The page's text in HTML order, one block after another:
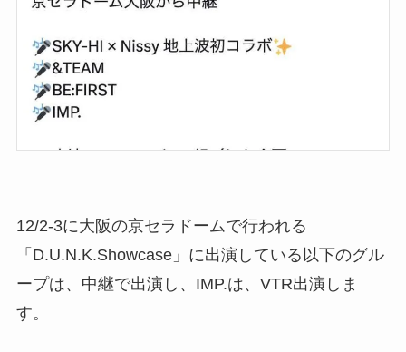
12/2-3に大阪の京セラドームで行われる
「D.U.N.K.Showcase」に出演している以下のグル
ープは、中継で出演し、IMP.は、VTR出演しま
す。